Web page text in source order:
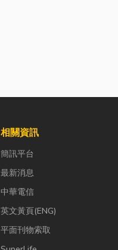
相關資訊
簡訊平台
最新消息
中華電信
英文黃頁(ENG)
平面刊物索取